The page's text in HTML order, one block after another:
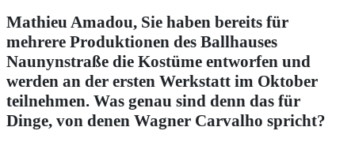
Mathieu Amadou, Sie haben bereits für
mehrere Produktionen des Ballhauses
Naunynstraße die Kostüme entworfen und
werden an der ersten Werkstatt im Oktober
teilnehmen. Was genau sind denn das für
Dinge, von denen Wagner Carvalho spricht?